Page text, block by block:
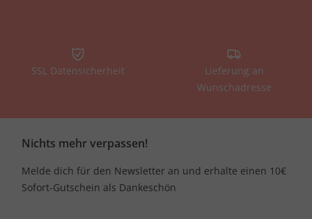
SSL Datensicherheit
Lieferung an
Wunschadresse
Nichts mehr verpassen!
Melde dich für den Newsletter an und erhalte einen 10€
Sofort-Gutschein als Dankeschön